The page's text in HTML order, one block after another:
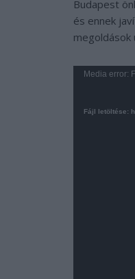
Budapest
és ennek
megoldások
Media error:
Fájl letöltése: